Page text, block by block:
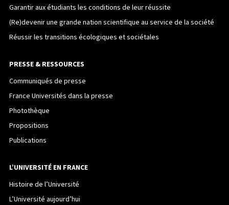
Garantir aux étudiants les conditions de leur réussite
(Re)devenir une grande nation scientifique au service de la société
Réussir les transitions écologiques et sociétales
PRESSE & RESSOURCES
Communiqués de presse
France Universités dans la presse
Photothèque
Propositions
Publications
L’UNIVERSITÉ EN FRANCE
Histoire de l’Université
L’Université aujourd’hui